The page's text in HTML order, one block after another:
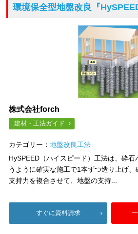
環境保全型地盤改良 『
株式会社forch
建材・工法ガイド
カテゴリー：地盤改良工法
HySPEED（ハイスピード）工法は、砕石
うように確実な施工で1本ずつ造り上げ
支持力を複合させて、地盤の支持...
すぐに資料請求